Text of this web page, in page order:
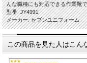
んな職種にも対応できる作業靴
型番: JY4991
メーカー: セブンユニフォーム
この商品を見た人はこん